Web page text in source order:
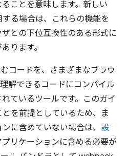
ことを意味します。新しい
る場合は、これらの機能を
との下位互換性のある形式に
ります。
コードを、さまざまなブラウ
解できるコードにコンパイル
ているツールです。このガイ
を前提としているため、ま
に含めていない場合は、 設
リケーションに含める必要が